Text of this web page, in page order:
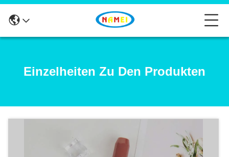
Einzelheiten Zu Den Produkten